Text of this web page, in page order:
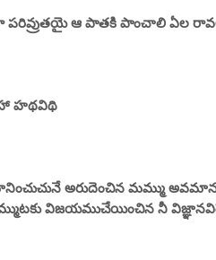
ఆ పాతకి పాంచాలి ఏల
హథవిథి
అరుదెంచిన మమ్ము
విజయముచేయించిన నీ